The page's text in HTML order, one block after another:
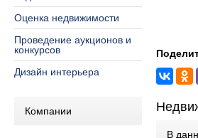
Оценка недвижимости
Проведение аукционов и
конкурсов
Дизайн интерьера
Компании
В